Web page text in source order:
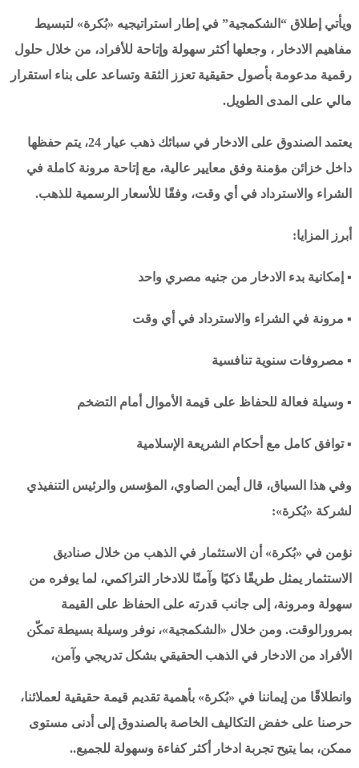
ويأتي إطلاق “الشكمجية” في إطار استراتيجيه «بُكرة» لتبسيط
مفاهيم الادخار ، وجعلها أكثر سهولة وإتاحة للأفراد، من خلال حلول
رقمية مدعومة بأصول حقيقية تعزز الثقة وتساعد على بناء استقرار
مالي على المدى الطويل.
يعتمد الصندوق على الادخار في سبائك ذهب عيار 24، يتم حفظها
داخل خزائن مؤمنة وفق معايير عالية، مع إتاحة مرونة كاملة في
الشراء والاسترداد في أي وقت، وفقًا للأسعار الرسمية للذهب.
أبرز المزايا:
▪ إمكانية بدء الادخار من جنيه مصري واحد
▪ مرونة في الشراء والاسترداد في أي وقت
▪ مصروفات سنوية تنافسية
▪ وسيلة فعالة للحفاظ على قيمة الأموال أمام التضخم
▪ توافق كامل مع أحكام الشريعة الإسلامية
وفي هذا السياق، قال أيمن الصاوي، المؤسس والرئيس التنفيذي
لشركة «بُكرة»:
نؤمن في «بُكرة» أن الاستثمار في الذهب من خلال صناديق
الاستثمار يمثل طريقًا ذكيًا وآمنًا للادخار التراكمي، لما يوفره من
سهولة ومرونة، إلى جانب قدرته على الحفاظ على القيمة
بمرورالوقت. ومن خلال «الشكمجية»، نوفر وسيلة بسيطة تمكّن
الأفراد من الادخار في الذهب الحقيقي بشكل تدريجي وآمن،
وانطلاقًا من إيماننا في «بُكرة» بأهمية تقديم قيمة حقيقية لعملائنا،
حرصنا على خفض التكاليف الخاصة بالصندوق إلى أدنى مستوى
ممكن، بما يتيح تجربة ادخار أكثر كفاءة وسهولة للجميع..